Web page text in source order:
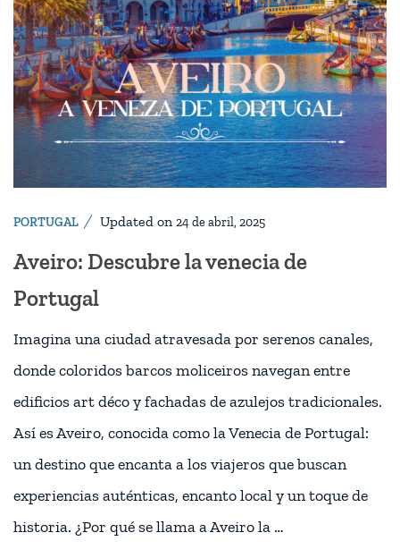
PORTUGAL Updated on 24 de abril, 2025
Aveiro: Descubre la venecia de
Portugal
Imagina una ciudad atravesada por serenos canales,
donde coloridos barcos moliceiros navegan entre
edificios art déco y fachadas de azulejos tradicionales.
Así es Aveiro, conocida como la Venecia de Portugal:
un destino que encanta a los viajeros que buscan
experiencias auténticas, encanto local y un toque de
historia. ¿Por qué se llama a Aveiro la …